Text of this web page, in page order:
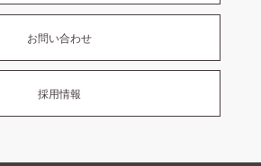
お問い合わせ
採用情報